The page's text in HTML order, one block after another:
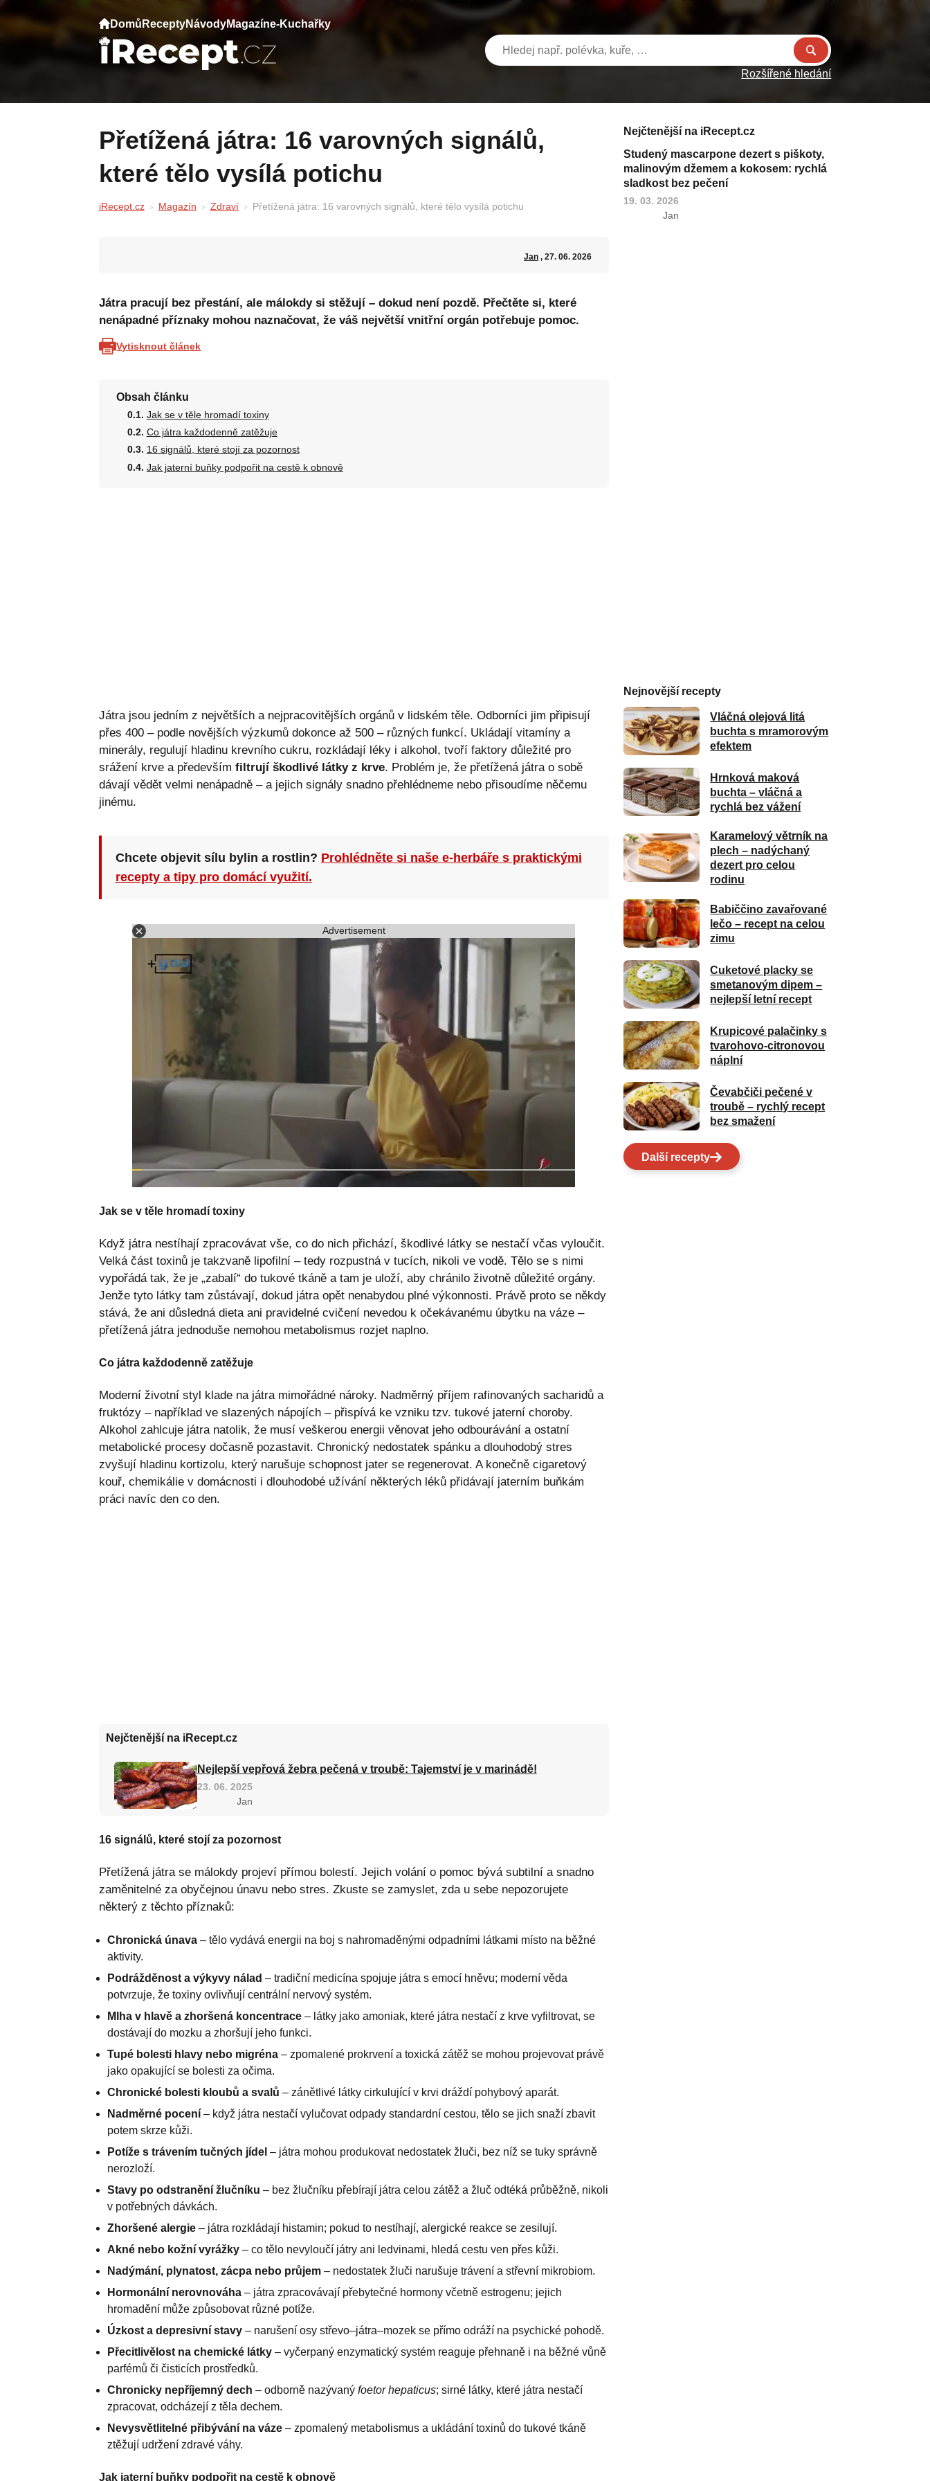
Domů ReceptyNávodyMagazíne-Kuchařky
Rozšířené hledání
Přetížená játra: 16 varovných signálů,
které tělo vysílá potichu
iRecept.cz Magazín Zdraví Přetížená játra: 16 varovných signálů, které tělo vysílá potichu
Jan, 27. 06. 2026
Játra pracují bez přestání, ale málokdy si stěžují – dokud není pozdě. Přečtěte si, které
nenápadné příznaky mohou naznačovat, že váš největší vnitřní orgán potřebuje pomoc.
Vytisknout článek
Obsah článku
Jak se v těle hromadí toxiny
Co játra každodenně zatěžuje
16 signálů, které stojí za pozornost
Jak jaterní buňky podpořit na cestě k obnově
Játra jsou jedním z největších a nejpracovitějších orgánů v lidském těle. Odborníci jim připisují
přes 400 – podle novějších výzkumů dokonce až 500 – různých funkcí. Ukládají vitamíny a
minerály, regulují hladinu krevního cukru, rozkládají léky i alkohol, tvoří faktory důležité pro
srážení krve a především filtrují škodlivé látky z krve. Problém je, že přetížená játra o sobě
dávají vědět velmi nenápadně – a jejich signály snadno přehlédneme nebo přisoudíme něčemu
jinému.
Chcete objevit sílu bylin a rostlin? Prohlédněte si naše e-herbáře s praktickými
recepty a tipy pro domácí využití.
Advertisement
Jak se v těle hromadí toxiny
Když játra nestíhají zpracovávat vše, co do nich přichází, škodlivé látky se nestačí včas vyloučit.
Velká část toxinů je takzvaně lipofilní – tedy rozpustná v tucích, nikoli ve vodě. Tělo se s nimi
vypořádá tak, že je „zabalí“ do tukové tkáně a tam je uloží, aby chránilo životně důležité orgány.
Jenže tyto látky tam zůstávají, dokud játra opět nenabydou plné výkonnosti. Právě proto se někdy
stává, že ani důsledná dieta ani pravidelné cvičení nevedou k očekávanému úbytku na váze –
přetížená játra jednoduše nemohou metabolismus rozjet naplno.
Co játra každodenně zatěžuje
Moderní životní styl klade na játra mimořádné nároky. Nadměrný příjem rafinovaných sacharidů a
fruktózy – například ve slazených nápojích – přispívá ke vzniku tzv. tukové jaterní choroby.
Alkohol zahlcuje játra natolik, že musí veškerou energii věnovat jeho odbourávání a ostatní
metabolické procesy dočasně pozastavit. Chronický nedostatek spánku a dlouhodobý stres
zvyšují hladinu kortizolu, který narušuje schopnost jater se regenerovat. A konečně cigaretový
kouř, chemikálie v domácnosti i dlouhodobé užívání některých léků přidávají jaterním buňkám
práci navíc den co den.
Nejčtenější na iRecept.cz
Nejlepší vepřová žebra pečená v troubě: Tajemství je v marinádě!
23. 06. 2025
Jan
16 signálů, které stojí za pozornost
Přetížená játra se málokdy projeví přímou bolestí. Jejich volání o pomoc bývá subtilní a snadno
zaměnitelné za obyčejnou únavu nebo stres. Zkuste se zamyslet, zda u sebe nepozorujete
některý z těchto příznaků:
Chronická únava– tělo vydává energii na boj s nahromaděnými odpadními látkami místo na běžné
aktivity.
Podrážděnost a výkyvy nálad – tradiční medicína spojuje játra s emocí hněvu; moderní věda
potvrzuje, že toxiny ovlivňují centrální nervový systém.
Mlha v hlavě a zhoršená koncentrace– látky jako amoniak, které játra nestačí z krve vyfiltrovat, se
dostávají do mozku a zhoršují jeho funkci.
Tupé bolesti hlavy nebo migréna– zpomalené prokrvení a toxická zátěž se mohou projevovat právě
jako opakující se bolesti za očima.
Chronické bolesti kloubů a svalů – zánětlivé látky cirkulující v krvi dráždí pohybový aparát.
Nadměrné pocení– když játra nestačí vylučovat odpady standardní cestou, tělo se jich snaží zbavit
potem skrze kůži.
Potíže s trávením tučných jídel – játra mohou produkovat nedostatek žluči, bez níž se tuky správně
nerozloží.
Stavy po odstranění žlučníku – bez žlučníku přebírají játra celou zátěž a žluč odtéká průběžně, nikoli
v potřebných dávkách.
Zhoršené alergie– játra rozkládají histamin; pokud to nestíhají, alergické reakce se zesilují.
Akné nebo kožní vyrážky– co tělo nevyloučí játry ani ledvinami, hledá cestu ven přes kůži.
Nadýmání, plynatost, zácpa nebo průjem– nedostatek žluči narušuje trávení a střevní mikrobiom.
Hormonální nerovnováha– játra zpracovávají přebytečné hormony včetně estrogenu; jejich
hromadění může způsobovat různé potíže.
Úzkost a depresivní stavy– narušení osy střevo–játra–mozek se přímo odráží na psychické pohodě.
Přecitlivělost na chemické látky– vyčerpaný enzymatický systém reaguje přehnaně i na běžné vůně
parfémů či čisticích prostředků.
Chronicky nepříjemný dech – odborně nazývaný foetor hepaticus; sirné látky, které játra nestačí
zpracovat, odcházejí z těla dechem.
Nevysvětlitelné přibývání na váze– zpomalený metabolismus a ukládání toxinů do tukové tkáně
ztěžují udržení zdravé váhy.
Jak jaterní buňky podpořit na cestě k obnově
Nejčtenější na iRecept.cz
Studený mascarpone dezert s piškoty,
malinovým džemem a kokosem: rychlá
sladkost bez pečení
19. 03. 2026
Jan
Nejnovější recepty
Vláčná olejová litá
buchta s mramorovým
efektem
Hrnková maková
buchta – vláčná a
rychlá bez vážení
Karamelový větrník na
plech – nadýchaný
dezert pro celou
rodinu
Babiččino zavařované
lečo – recept na celou
zimu
Cuketové placky se
smetanovým dipem –
nejlepší letní recept
Krupicové palačinky s
tvarohovo-citronovou
náplní
Čevabčiči pečené v
troubě – rychlý recept
bez smažení
Další recepty